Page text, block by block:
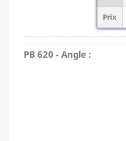
Prix
PB 620 - Angle :